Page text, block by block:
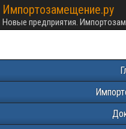
Импортозамещение.ру
Новые предприятия.